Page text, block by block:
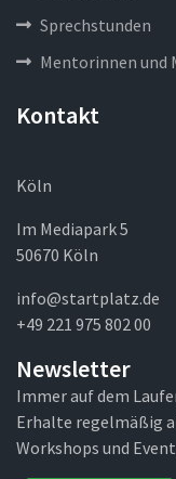
Sprechstunden
Mentorinnen und
Kontakt
Köln
Im Mediapark 5
50670 Köln
info@startplatz.de
+49 221 975 802 00
Newsletter
Immer auf dem
Erhalte regelmäßig
Workshops und